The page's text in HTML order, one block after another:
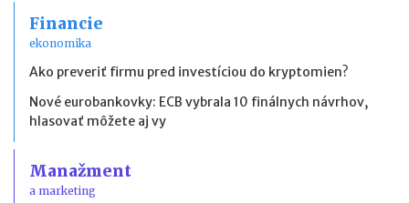
Financie
ekonomika
Ako preveriť firmu pred investíciou do kryptomien?
Nové eurobankovky: ECB vybrala 10 finálnych návrhov,
hlasovať môžete aj vy
Manažment
a marketing